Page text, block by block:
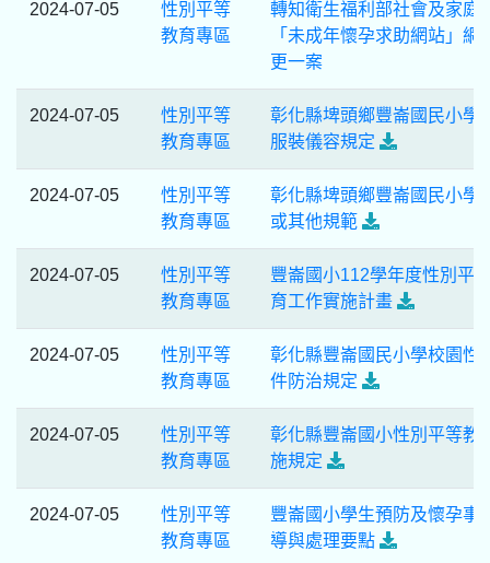
2024-07-05
性別平等
教育專區
轉知衛生福利部社會及家庭
「未成年懷孕求助網站」網
更一案
2024-07-05
性別平等
教育專區
彰化縣埤頭鄉豐崙國民小學
服裝儀容規定
2024-07-05
性別平等
教育專區
彰化縣埤頭鄉豐崙國民小學
或其他規範
2024-07-05
性別平等
教育專區
豐崙國小112學年度性別平
育工作實施計畫
2024-07-05
性別平等
教育專區
彰化縣豐崙國民小學校園性
件防治規定
2024-07-05
性別平等
教育專區
彰化縣豐崙國小性別平等教
施規定
2024-07-05
性別平等
教育專區
豐崙國小學生預防及懷孕事
導與處理要點